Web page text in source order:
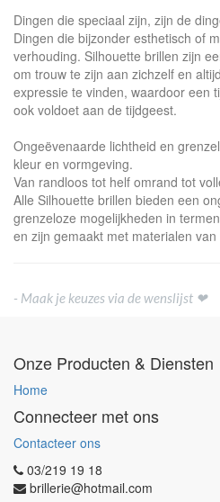
Dingen die speciaal zijn, zijn de
Dingen die bijzonder esthetisch of
verhouding. Silhouette brillen zijn
om trouw te zijn aan zichzelf en
expressie te vinden, waardoor een
ook voldoet aan de tijdgeest.
Ongeëvenaarde lichtheid en
kleur en vormgeving.
Van randloos tot helf omrand tot
Alle Silhouette brillen bieden een
grenzeloze mogelijkheden in
en zijn gemaakt met materialen van
- Maak je keuzes via de wenslijst ❤
Onze Producten & Diensten
Home
Connecteer met ons
Contacteer ons
03/219 19 18
brillerie@hotmail.com